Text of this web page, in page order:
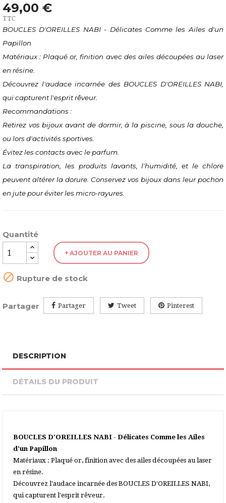
49,00 €
TTC
BOUCLES D'OREILLES NABI - Délicates Comme les Ailes d'un
Papillon
Matériaux : Plaqué or, finition avec des ailes découpées au laser
en résine.
Découvrez l'audace incarnée des BOUCLES D'OREILLES NABI,
qui capturent l'esprit rêveur.
Recommandations :
Retirez vos bijoux avant de dormir, à la piscine, sous la douche,
ou lors d'activités sportives.
Évitez les contacts avec le parfum.
La transpiration, les produits lavants, l'humidité, et le chlore
peuvent altérer la dorure. Conservez vos bijoux dans leur pochon
en jute pour éviter les micro-rayures.
Quantité
+ AJOUTER AU PANIER
 Rupture de stock
Partager Partager Tweet Pinterest
DESCRIPTION
DÉTAILS DU PRODUIT
BOUCLES D'OREILLES NABI - Délicates Comme les Ailes
d'un Papillon
Matériaux : Plaqué or, finition avec des ailes découpées au laser
en résine.
Découvrez l'audace incarnée des BOUCLES D'OREILLES NABI,
qui capturent l'esprit rêveur.